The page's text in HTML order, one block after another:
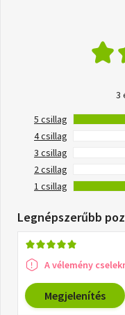
3
5 csillag
4 csillag
3 csillag
2 csillag
1 csillag
Legnépszerűbb
A vélemény
Megjelenítés